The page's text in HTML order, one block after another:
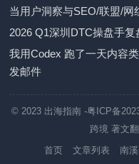
当用户洞察与SEO/联盟/
2026 Q1深圳DTC操盘手
我用Codex 跑了一天内容
发邮件
© 2023 出海指南 -粤ICP备
跨境 著文
首页
文章列表 南